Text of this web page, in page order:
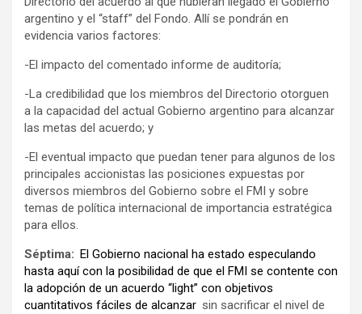
argentino y el “staff” del Fondo. Allí se pondrán en
evidencia varios factores:
-El impacto del comentado informe de auditoría;
-La credibilidad que los miembros del Directorio otorguen
a la capacidad del actual Gobierno argentino para alcanzar
las metas del acuerdo; y
-El eventual impacto que puedan tener para algunos de los
principales accionistas las posiciones expuestas por
diversos miembros del Gobierno sobre el FMI y sobre
temas de política internacional de importancia estratégica
para ellos.
Séptima: El Gobierno nacional ha estado especulando
hasta aquí con la posibilidad de que el FMI se contente con
la adopción de un acuerdo “light” con objetivos
cuantitativos fáciles de alcanzar sin sacrificar el nivel de